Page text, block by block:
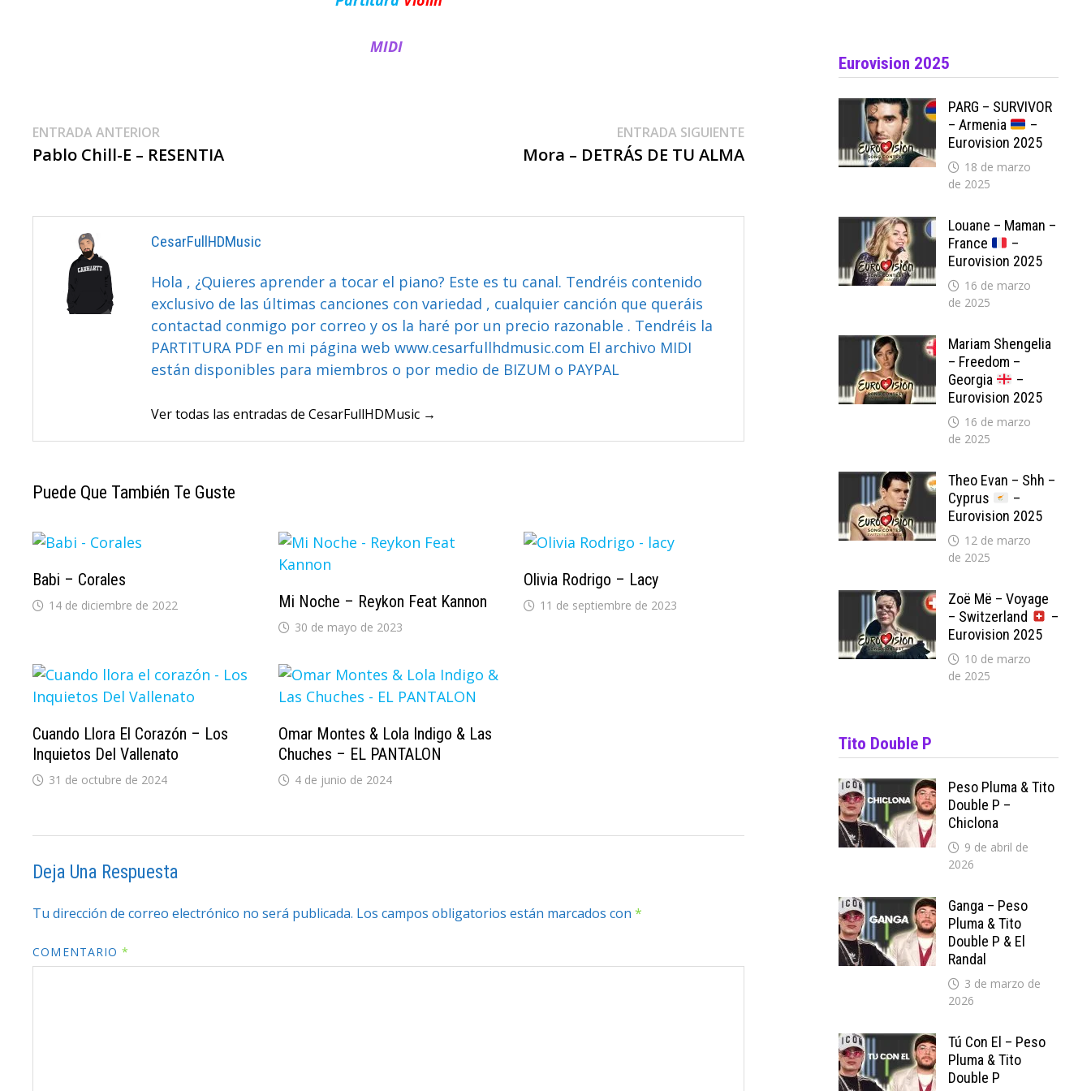
MIDI
Navegación
De
ENTRADA ANTERIOR
anterior:
Pablo Chill-E – RESENTIA
ENTRADA SIGUIENTEEntrada
Mora – DETRÁS DE TU ALMA
CesarFullHDMusic
Hola , ¿Quieres aprender a tocar el piano? Este es tu canal. Tendréis contenido
exclusivo de las últimas canciones con variedad , cualquier canción que queráis
contactad conmigo por correo y os la haré por un precio razonable . Tendréis la
PARTITURA PDF en mi página web www.cesarfullhdmusic.com El archivo MIDI
están disponibles para miembros o por medio de BIZUM o PAYPAL
Ver todas las entradas de CesarFullHDMusic →
Puede Que También Te Guste
Babi – Corales
14 de diciembre de 2022 Mi Noche – Reykon Feat Kannon
30 de mayo de 2023
Olivia Rodrigo – Lacy
11 de septiembre de 2023
Cuando Llora El Corazón – Los
Inquietos Del Vallenato
31 de octubre de 2024
Omar Montes & Lola Indigo & Las
Chuches – EL PANTALON
4 de junio de 2024
Deja Una Respuesta
Tu dirección de correo electrónico no será publicada. Los campos obligatorios están marcados con*
COMENTARIO*
Eurovision 2025
PARG – SURVIVOR
– Armenia
–
Eurovision 2025
18 de marzo
de 2025
Louane – Maman –
France
–
Eurovision 2025
16 de marzo
de 2025
Mariam Shengelia
– Freedom –
Georgia
–
Eurovision 2025
16 de marzo
de 2025
Theo Evan – Shh –
Cyprus
–
Eurovision 2025
12 de marzo
de 2025
Zoë Më – Voyage
– Switzerland
–
Eurovision 2025
10 de marzo
de 2025
Tito Double P
Peso Pluma & Tito
Double P –
Chiclona
9 de abril de
2026
Ganga – Peso
Pluma & Tito
Double P & El
Randal
3 de marzo de
2026
Tú Con El – Peso
Pluma & Tito
Double P